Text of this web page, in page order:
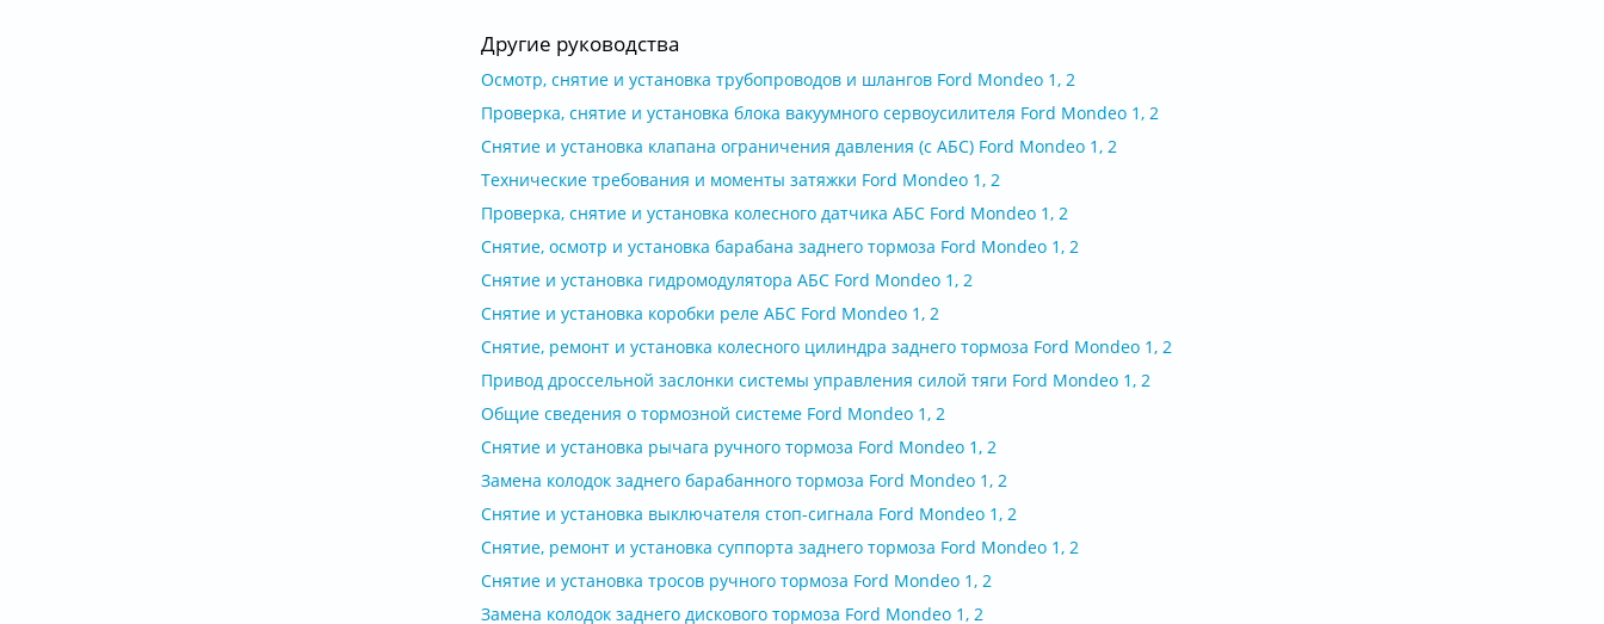
Другие руководства
Осмотр, снятие и установка трубопроводов и шлангов Ford Mondeo 1, 2
Проверка, снятие и установка блока вакуумного сервоусилителя Ford Mondeo 1, 2
Снятие и установка клапана ограничения давления (с АБС) Ford Mondeo 1, 2
Технические требования и моменты затяжки Ford Mondeo 1, 2
Проверка, снятие и установка колесного датчика АБС Ford Mondeo 1, 2
Снятие, осмотр и установка барабана заднего тормоза Ford Mondeo 1, 2
Снятие и установка гидромодулятора АБС Ford Mondeo 1, 2
Снятие и установка коробки реле АБС Ford Mondeo 1, 2
Снятие, ремонт и установка колесного цилиндра заднего тормоза Ford Mondeo 1, 2
Привод дроссельной заслонки системы управления силой тяги Ford Mondeo 1, 2
Общие сведения о тормозной системе Ford Mondeo 1, 2
Снятие и установка рычага ручного тормоза Ford Mondeo 1, 2
Замена колодок заднего барабанного тормоза Ford Mondeo 1, 2
Снятие и установка выключателя стоп-сигнала Ford Mondeo 1, 2
Снятие, ремонт и установка суппорта заднего тормоза Ford Mondeo 1, 2
Снятие и установка тросов ручного тормоза Ford Mondeo 1, 2
Замена колодок заднего дискового тормоза Ford Mondeo 1, 2